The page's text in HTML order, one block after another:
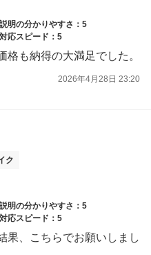
説明の分かりやすさ：5
対応スピード：5
も納得の大満足でした。
2026年4月28日 23:20
ク
説明の分かりやすさ：5
対応スピード：5
果、こちらでお願いしまし